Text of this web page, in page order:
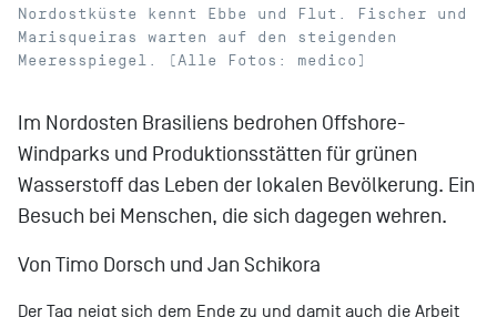
Nordostküste kennt Ebbe und Flut. Fischer und
Marisqueiras warten auf den steigenden
Meeresspiegel. (Alle Fotos: medico)
Im Nordosten Brasiliens bedrohen Offshore-
Windparks und Produktionsstätten für grünen
Wasserstoff das Leben der lokalen Bevölkerung. Ein
Besuch bei Menschen, die sich dagegen wehren.
Von Timo Dorsch und Jan Schikora
Der Tag neigt sich dem Ende zu und damit auch die Arbeit